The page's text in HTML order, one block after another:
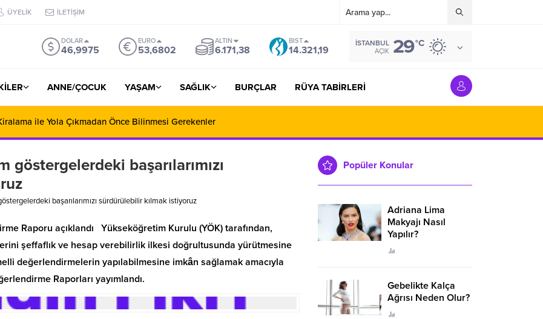
ÜYELİK İLETİŞİM
DOLAR
46,9975
EURO
53,6802
ALTIN
6.171,38
BIST
14.321,19
İSTANBUL
AÇIK 29°C
ANNE/ÇOCUK YAŞAM SAĞLIK BURÇLAR RÜYA TABİRLERİ
ile Yola Çıkmadan Önce Bilinmesi Gerekenler
başarılarımızı
başarılarımızı sürdürülebilir kılmak istiyoruz
Raporu açıklandı Yükseköğretim Kurulu (YÖK) tarafından,
şeffaflık ve hesap verebilirlik ilkesi doğrultusunda yürütmesine
değerlendirmelerin yapılabilmesine imkân sağlamak amacıyla
Raporları yayımlandı.
Popüler Konular
Adriana Lima
Makyajı Nasıl
Yapılır?
Gebelikte Kalça
Ağrısı Neden Olur?